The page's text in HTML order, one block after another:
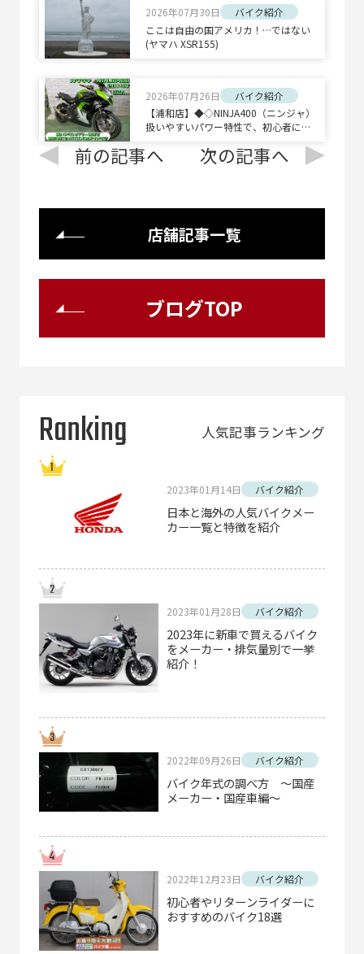
2026年07月30日
バイク紹介
ここは自由の国アメリカ！…ではない
(ヤマハ XSR155)
2026年07月26日
バイク紹介
【浦和店】◆◇NINJA400（ニンジャ）
扱いやすいパワー特性で、初心者にも
前の記事へ
店舗記事一覧
次の記事へ
ブログTOP
Ranking 人気記事ランキング
2023年01月14日 バイク紹介
日本と海外の人気バイクメー
カー一覧と特徴を紹介
2023年01月28日 バイク紹介
2023年に新車で買えるバイク
をメーカー・排気量別で一挙
紹介！
2022年09月26日 バイク紹介
バイク年式の調べ方 ～国産
メーカー・国産車編～
2022年12月23日 バイク紹介
初心者やリターンライダーに
おすすめのバイク18選